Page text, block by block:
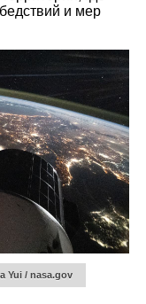
и мер
Yui / nasa.gov